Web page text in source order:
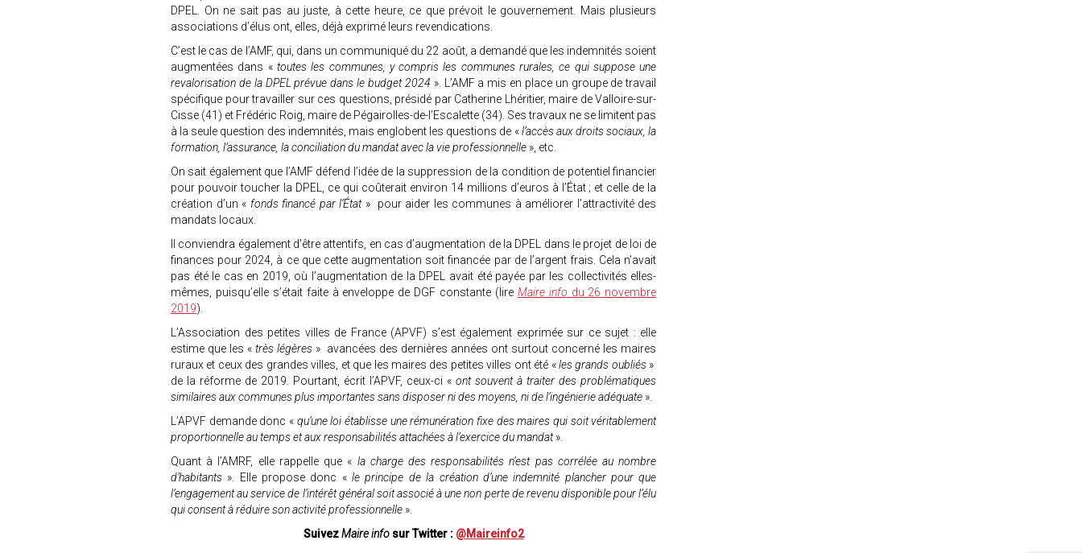
DPEL. On ne sait pas au juste, à cette heure, ce que prévoit le gouvernement. Mais plusieurs
associations d’élus ont, elles, déjà exprimé leurs revendications.
C’est le cas de l’AMF, qui, dans un communiqué du 22 août, a demandé que les indemnités soient
augmentées dans «toutes les communes, y compris les communes rurales, ce qui suppose une
revalorisation de la DPEL prévue dans le budget 2024 ». L’AMF a mis en place un groupe de travail
spécifique pour travailler sur ces questions, présidé par Catherine Lhéritier, maire de Valloire-sur-
Cisse (41) et Frédéric Roig, maire de Pégairolles-de-l’Escalette (34). Ses travaux ne se limitent pas
à la seule question des indemnités, mais englobent les questions de «l’accès aux droits sociaux, la
formation, l’assurance, la conciliation du mandat avec la vie professionnelle », etc.
On sait également que l’AMF défend l’idée de la suppression de la condition de potentiel financier
pour pouvoir toucher la DPEL, ce qui coûterait environ 14 millions d’euros à l’État ; et celle de la
création d’un « fonds financé par l’État » pour aider les communes à améliorer l’attractivité des
mandats locaux.
Il conviendra également d’être attentifs, en cas d’augmentation de la DPEL dans le projet de loi de
finances pour 2024, à ce que cette augmentation soit financée par de l’argent frais. Cela n’avait
pas été le cas en 2019, où l’augmentation de la DPEL avait été payée par les collectivités elles-
mêmes, puisqu’elle s’était faite à enveloppe de DGF constante (lire Maire info du 26 novembre
2019).
L’Association des petites villes de France (APVF) s’est également exprimée sur ce sujet : elle
estime que les « très légères » avancées des dernières années ont surtout concerné les maires
ruraux et ceux des grandes villes, et que les maires des petites villes ont été «les grands oubliés»
de la réforme de 2019. Pourtant, écrit l’APVF, ceux-ci «ont souvent à traiter des problématiques
similaires aux communes plus importantes sans disposer ni des moyens, ni de l’ingénierie adéquate ».
L’APVF demande donc « qu’une loi établisse une rémunération fixe des maires qui soit véritablement
proportionnelle au temps et aux responsabilités attachées à l’exercice du mandat».
Quant à l’AMRF, elle rappelle que « la charge des responsabilités n’est pas corrélée au nombre
d’habitants ». Elle propose donc «le principe de la création d’une indemnité plancher pour que
l’engagement au service de l’intérêt général soit associé à une non perte de revenu disponible pour l’élu
qui consent à réduire son activité professionnelle ».
SuivezMaire infosur Twitter : @Maireinfo2